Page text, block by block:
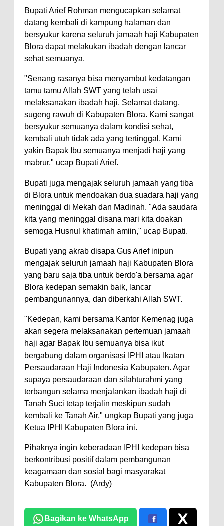
Bupati Arief Rohman mengucapkan selamat
datang kembali di kampung halaman dan
bersyukur karena seluruh jamaah haji Kabupaten
Blora dapat melakukan ibadah dengan lancar
sehat semuanya.
"Senang rasanya bisa menyambut kedatangan
tamu tamu Allah SWT yang telah usai
melaksanakan ibadah haji. Selamat datang,
sugeng rawuh di Kabupaten Blora. Kami sangat
bersyukur semuanya dalam kondisi sehat,
kembali utuh tidak ada yang tertinggal. Kami
yakin Bapak Ibu semuanya menjadi haji yang
mabrur," ucap Bupati Arief.
Bupati juga mengajak seluruh jamaah yang tiba
di Blora untuk mendoakan dua suadara haji yang
meninggal di Mekah dan Madinah. "Ada saudara
kita yang meninggal disana mari kita doakan
semoga Husnul khatimah amiin," ucap Bupati.
Bupati yang akrab disapa Gus Arief inipun
mengajak seluruh jamaah haji Kabupaten Blora
yang baru saja tiba untuk berdo'a bersama agar
Blora kedepan semakin baik, lancar
pembangunannya, dan diberkahi Allah SWT.
"Kedepan, kami bersama Kantor Kemenag juga
akan segera melaksanakan pertemuan jamaah
haji agar Bapak Ibu semuanya bisa ikut
bergabung dalam organisasi IPHI atau Ikatan
Persaudaraan Haji Indonesia Kabupaten. Agar
supaya persaudaraan dan silahturahmi yang
terbangun selama menjalankan ibadah haji di
Tanah Suci tetap terjalin meskipun sudah
kembali ke Tanah Air," ungkap Bupati yang juga
Ketua IPHI Kabupaten Blora ini.
Pihaknya ingin keberadaan IPHI kedepan bisa
berkontribusi positif dalam pembangunan
keagamaan dan sosial bagi masyarakat
Kabupaten Blora. (Ardy)
Bagikan ke WhatsApp